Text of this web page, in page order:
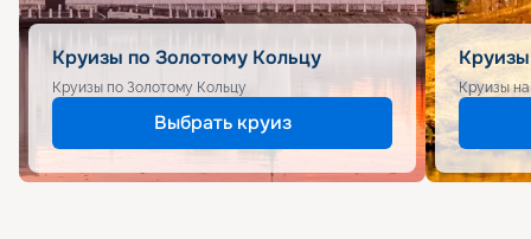
Круизы по Золотому Кольцу
Круизы по Золотому Кольцу
Выбрать круиз
Круизы